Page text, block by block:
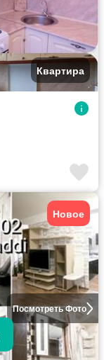
Квартира
Посмотреть Фото
Новое